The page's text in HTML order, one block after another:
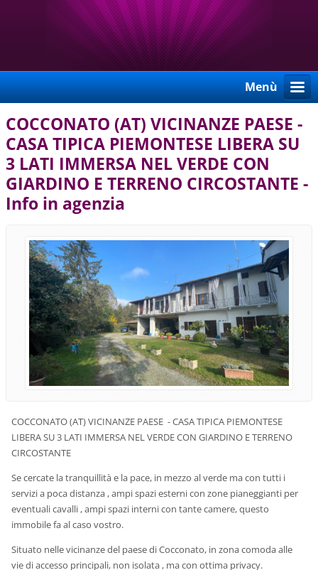
Menù
COCCONATO (AT) VICINANZE PAESE -
CASA TIPICA PIEMONTESE LIBERA SU
3 LATI IMMERSA NEL VERDE CON
GIARDINO E TERRENO CIRCOSTANTE -
Info in agenzia
COCCONATO (AT) VICINANZE PAESE - CASA TIPICA PIEMONTESE
LIBERA SU 3 LATI IMMERSA NEL VERDE CON GIARDINO E TERRENO
CIRCOSTANTE
Se cercate la tranquillità e la pace, in mezzo al verde ma con tutti i
servizi a poca distanza , ampi spazi esterni con zone pianeggianti per
eventuali cavalli , ampi spazi interni con tante camere, questo
immobile fa al caso vostro.
Situato nelle vicinanze del paese di Cocconato, in zona comoda alle
vie di accesso principali, non isolata , ma con ottima privacy.